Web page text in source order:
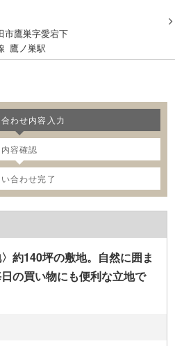
市鷹巣字愛宕下
鷹ノ巣駅
わせ内容入力
内容確認
合わせ完了
約140坪の敷地。自然に囲ま
の買い物にも便利な立地で